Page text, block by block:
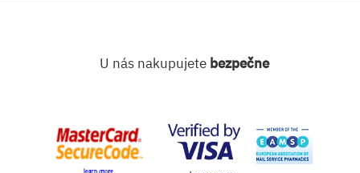
U nás nakupujete bezpečne